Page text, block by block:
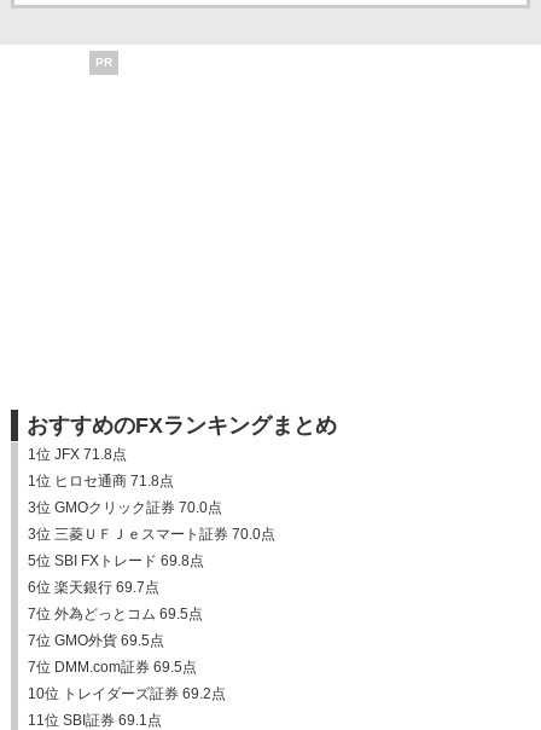
PR
おすすめのFXランキングまとめ
1位 JFX 71.8点
1位 ヒロセ通商 71.8点
3位 GMOクリック証券 70.0点
3位 三菱ＵＦＪｅスマート証券 70.0点
5位 SBI FXトレード 69.8点
6位 楽天銀行 69.7点
7位 外為どっとコム 69.5点
7位 GMO外貨 69.5点
7位 DMM.com証券 69.5点
10位 トレイダーズ証券 69.2点
11位 SBI証券 69.1点